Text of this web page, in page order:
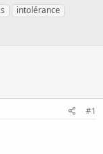
intolérance
#1